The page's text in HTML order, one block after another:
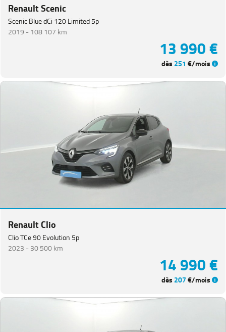
Renault Scenic
Scenic Blue dCi 120 Limited 5p
2019 - 108 107 km
13 990 €
dès 251 €/mois
Renault Clio
Clio TCe 90 Evolution 5p
2023 -30 500 km
14 990 €
dès 207€/mois